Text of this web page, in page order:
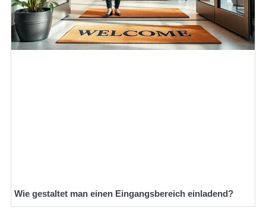
Wie gestaltet man einen Eingangsbereich einladend?